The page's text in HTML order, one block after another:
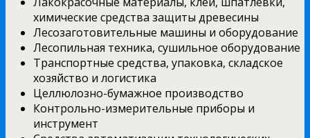
химические средства защиты древесины
Лесозаготовительные машины и оборудование
Лесопильная техника, сушильное оборудование
Транспортные средства, упаковка, складское
хозяйство и логистика
Целлюлозно-бумажное производство
Контрольно-измерительные приборы и
инструмент